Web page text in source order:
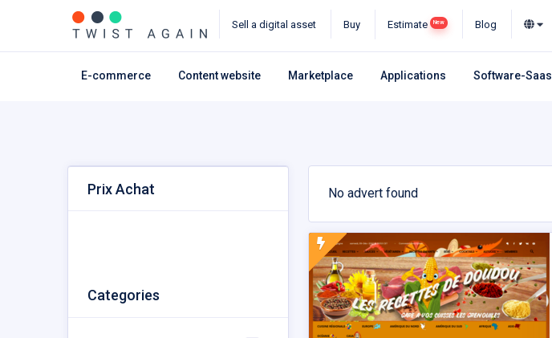
Sell a digital asset Buy Estimate New Blog
E-commerce Content website Marketplace Applications Software-Saas
Prix Achat
Categories
No advert found